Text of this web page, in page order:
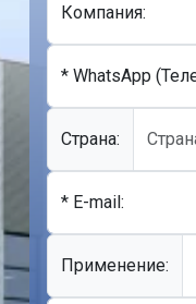
Компания:
* WhatsApp
Cтрана:
* E-mail:
Применение: